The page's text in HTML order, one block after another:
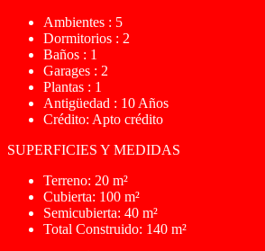
Ambientes : 5
Dormitorios : 2
Baños : 1
Garages : 2
Plantas : 1
Antigüedad : 10 Años
Crédito: Apto crédito
SUPERFICIES Y MEDIDAS
Terreno: 20 m²
Cubierta: 100 m²
Semicubierta: 40 m²
Total Construido: 140 m²